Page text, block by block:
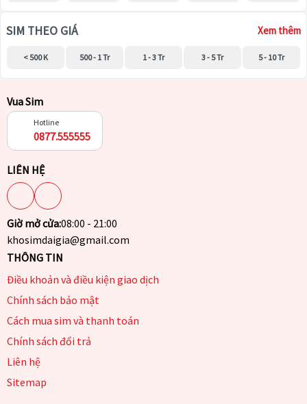
SIM THEO GIÁ Xem thêm
< 500 K 500 - 1 Tr 1 - 3 Tr 3 - 5 Tr 5 - 10 Tr
Vua Sim
Hotline
0877.555555
LIÊN HỆ
Giờ mở cửa:08:00 - 21:00
khosimdaigia@gmail.com
THÔNG TIN
Điều khoản và điều kiện giao dịch
Chính sách bảo mật
Cách mua sim và thanh toán
Chính sách đổi trả
Liên hệ
Sitemap